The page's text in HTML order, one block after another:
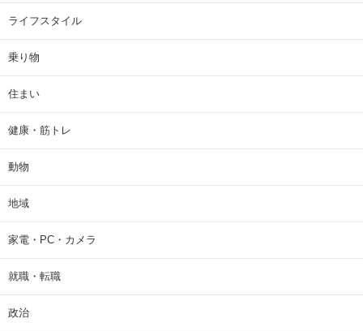
ライフスタイル
乗り物
住まい
健康・筋トレ
動物
地域
家電・PC・カメラ
就職・転職
政治